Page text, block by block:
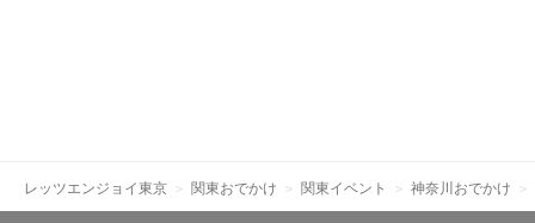
レッツエンジョイ東京 関東おでかけ 関東イベント 神奈川おでかけ